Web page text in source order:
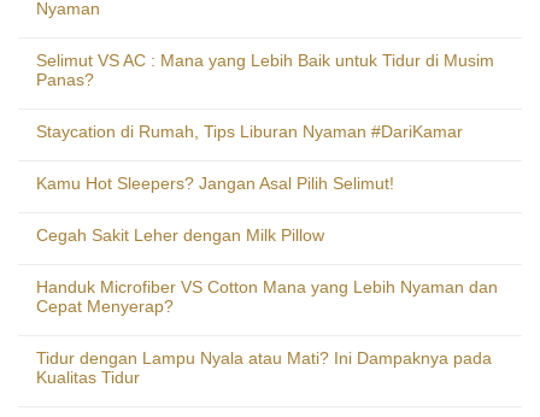
Nyaman
Selimut VS AC : Mana yang Lebih Baik untuk Tidur di Musim
Panas?
Staycation di Rumah, Tips Liburan Nyaman #DariKamar
Kamu Hot Sleepers? Jangan Asal Pilih Selimut!
Cegah Sakit Leher dengan Milk Pillow
Handuk Microfiber VS Cotton Mana yang Lebih Nyaman dan
Cepat Menyerap?
Tidur dengan Lampu Nyala atau Mati? Ini Dampaknya pada
Kualitas Tidur